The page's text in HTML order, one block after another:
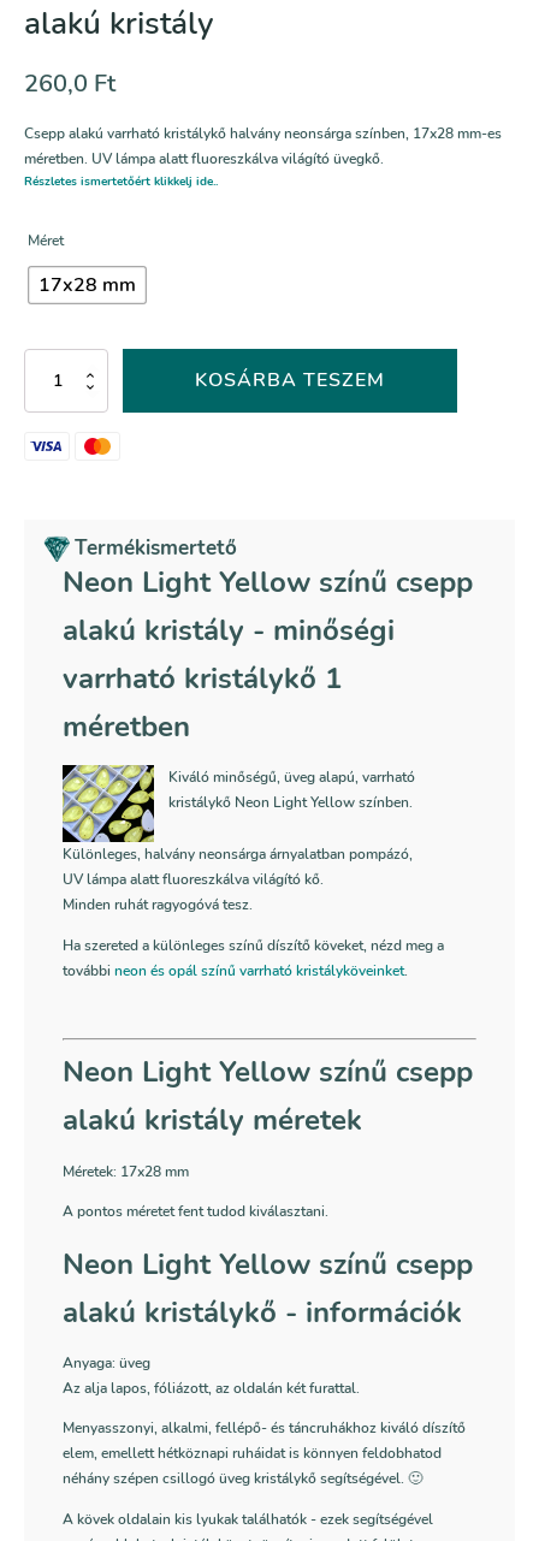
alakú kristály
260,0 Ft
Csepp alakú varrható kristálykő halvány neonsárga színben, 17x28 mm-es
méretben. UV lámpa alatt fluoreszkálva világító üvegkő.
Részletes ismertetőért klikkelj ide..
Méret
17x28 mm
Neon
Light
Yellow
színű
KOSÁRBA TESZEM
Termékismertető
Neon Light Yellow színű csepp
alakú kristály - minőségi
varrható kristálykő 1
méretben
Kiváló minőségű, üveg alapú, varrható
kristálykő Neon Light Yellow színben.
Különleges, halvány neonsárgaárnyalatban pompázó,
UV lámpa alatt fluoreszkálva világító kő.
Minden ruhát ragyogóvá tesz.
Ha szereted a különleges színű díszítő köveket, nézd meg a
további neon és opál színű varrható kristályköveinket.
Neon Light Yellow színű csepp
alakú kristály méretek
Méretek: 17x28 mm
A pontos méretet fent tudod kiválasztani.
Neon Light Yellow színű csepp
alakú kristálykő - információk
Anyaga: üveg
Az alja lapos, fóliázott, az oldalán két furattal.
Menyasszonyi, alkalmi, fellépő- és táncruhákhoz kiváló díszítő
elem, emellett hétköznapi ruháidat is könnyen feldobhatod
néhány szépen csillogó üveg kristálykő segítségével. 🙂
A kövek oldalain kis lyukak találhatók - ezek segítségével